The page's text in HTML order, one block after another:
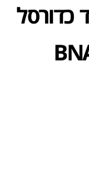
כדורסל